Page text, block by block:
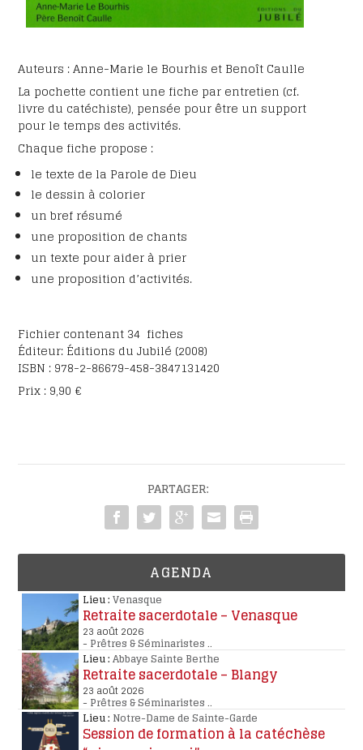
Auteurs : Anne-Marie le Bourhis et Benoît Caulle
La pochette contient une fiche par entretien (cf.
livre du catéchiste), pensée pour être un support
pour le temps des activités.
Chaque fiche propose :
le texte de la Parole de Dieu
le dessin à colorier
un bref résumé
une proposition de chants
un texte pour aider à prier
une proposition d’activités.
Fichier contenant 34 fiches
Éditeur: Éditions du Jubilé (2008)
ISBN : 978-2-86679-458-3847131420
Prix : 9,90 €
PARTAGER:
AGENDA
Lieu : Venasque
Retraite sacerdotale – Venasque
23 août 2026
- Prêtres & Séminaristes..
Lieu : Abbaye Sainte Berthe
Retraite sacerdotale – Blangy
23 août 2026
- Prêtres & Séminaristes..
Lieu : Notre-Dame de Sainte-Garde
Session de formation à la catéchèse